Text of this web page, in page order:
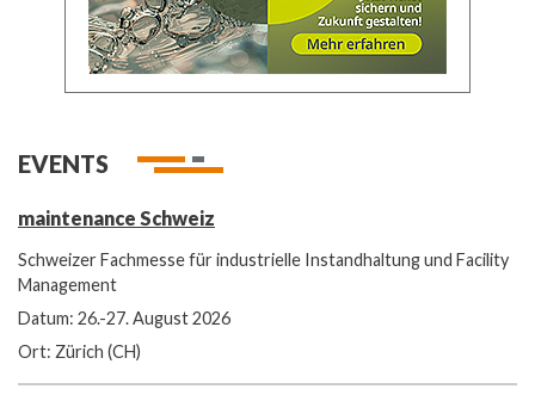
EVENTS
maintenance Schweiz
Schweizer Fachmesse für industrielle Instandhaltung und Facility
Management
Datum: 26.-27. August 2026
Ort: Zürich (CH)